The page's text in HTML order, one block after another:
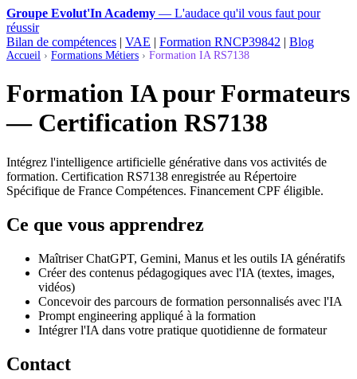
Groupe Evolut'In Academy — L'audace qu'il vous faut pour
réussir
Bilan de compétences | VAE | Formation RNCP39842 | Blog
Accueil › Formations Métiers › Formation IA RS7138
Formation IA pour Formateurs
— Certification RS7138
Intégrez l'intelligence artificielle générative dans vos activités de
formation. Certification RS7138 enregistrée au Répertoire
Spécifique de France Compétences. Financement CPF éligible.
Ce que vous apprendrez
Maîtriser ChatGPT, Gemini, Manus et les outils IA génératifs
Créer des contenus pédagogiques avec l'IA (textes, images,
vidéos)
Concevoir des parcours de formation personnalisés avec l'IA
Prompt engineering appliqué à la formation
Intégrer l'IA dans votre pratique quotidienne de formateur
Contact